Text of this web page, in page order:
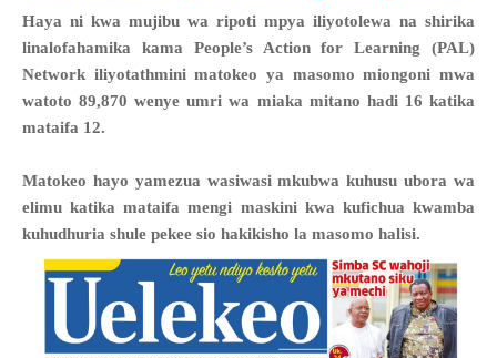
Haya ni kwa mujibu wa ripoti mpya iliyotolewa na shirika
linalofahamika kama People’s Action for Learning (PAL)
Network iliyotathmini matokeo ya masomo miongoni mwa
watoto 89,870 wenye umri wa miaka mitano hadi 16 katika
mataifa 12.
Matokeo hayo yamezua wasiwasi mkubwa kuhusu ubora wa
elimu katika mataifa mengi maskini kwa kufichua kwamba
kuhudhuria shule pekee sio hakikisho la masomo halisi.